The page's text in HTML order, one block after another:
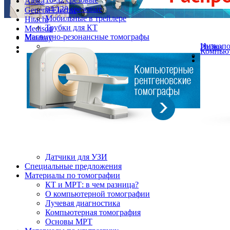
General Electric
Hitachi
Medison
Mindray
Philips
64-128 срезовые
Мобильные в трейлере
Трубки для КТ
Магнитно-резонансные томографы
Датчики для УЗИ
Cпециальные предложения
Материалы по томографии
КТ и МРТ: в чем разница?
О компьютерной томографии
Лучевая диагностика
Компьютерная томография
Основы МРТ